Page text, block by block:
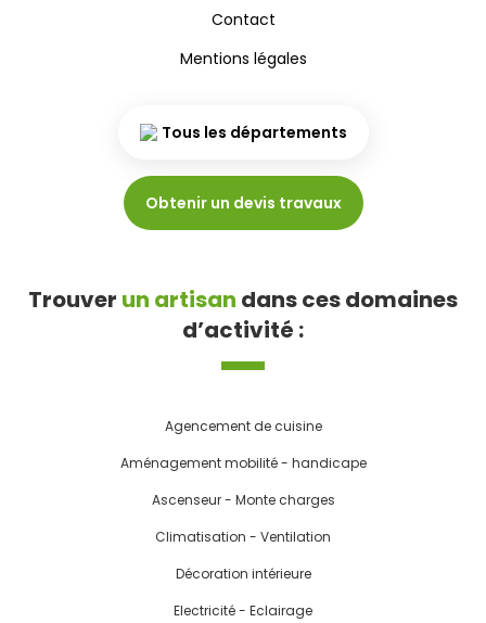
Contact
Mentions légales
Tous les départements
Obtenir un devis travaux
Trouver un artisan dans ces domaines
d’activité :
Agencement de cuisine
Aménagement mobilité - handicape
Ascenseur - Monte charges
Climatisation - Ventilation
Décoration intérieure
Electricité - Eclairage